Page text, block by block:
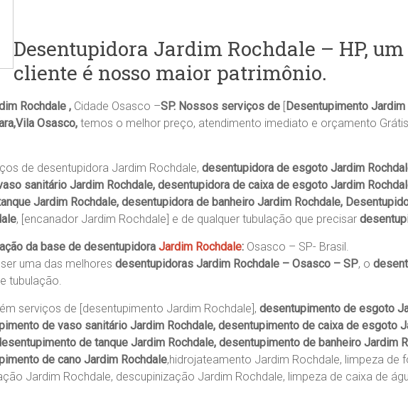
Desentupidora Jardim Rochdale – HP,
cliente é nosso maior patrimônio.
Rochdale , Cidade Osasco –SP. Nossos serviços de Desentupimento
Osasco, temos o melhor preço, atendimento imediato e orçamento
de desentupidora Jardim Rochdale, desentupidora de esgoto Jardim
sanitário Jardim Rochdale, desentupidora de caixa de esgoto Jardim
Jardim Rochdale, desentupidora de banheiro Jardim Rochdale,
, [encanador Jardim Rochdale] e de qualquer tubulação que precisar
da base de desentupidora Jardim Rochdale: Osasco – SP- Brasil.
uma das melhores desentupidoras Jardim Rochdale – Osasco – SP, o
tubulação.
serviços de [desentupimento Jardim Rochdale], desentupimento de esgoto
de vaso sanitário Jardim Rochdale, desentupimento de caixa de esgoto
de tanque Jardim Rochdale, desentupimento de banheiro Jardim
de cano Jardim Rochdale,hidrojateamento Jardim Rochdale, limpeza
Jardim Rochdale, descupinização Jardim Rochdale, limpeza de caixa de